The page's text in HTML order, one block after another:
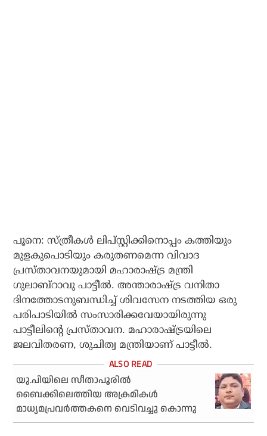
പൂനെ: സ്ത്രീകൾ ലിപ്സ്റ്റിക്കിനൊപ്പം കത്തിയും
മുളകുപൊടിയും കരുതണമെന്ന വിവാദ
പ്രസ്താവനയുമായി മഹാരാഷ്ട്ര മന്ത്രി
ഗുലാബ്‌റാവു പാട്ടീൽ. അന്താരാഷ്ട്ര വനിതാ
ദിനത്തോടനുബന്ധിച്ച് ശിവസേന നടത്തിയ ഒരു
പരിപാടിയിൽ സംസാരിക്കവേയായിരുന്നു
പാട്ടീലിന്റെ പ്രസ്താവന. മഹാരാഷ്ട്രയിലെ
ജലവിതരണ, ശുചിത്വ മന്ത്രിയാണ് പാട്ടീൽ.
യു.പിയിലെ സീതാപൂരില്‍
ബൈക്കിലെത്തിയ അക്രമികള്‍
മാധ്യമപ്രവര്‍ത്തകനെ വെടിവച്ചു കൊന്നു